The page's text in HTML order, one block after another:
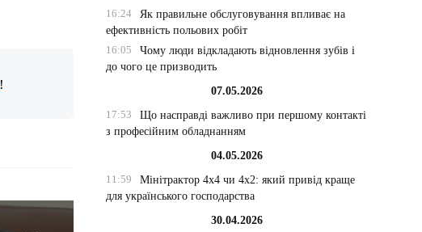
!
16:24
Як правильне обслуговування впливає на
ефективність польових робіт
16:05
Чому люди відкладають відновлення зубів і
до чого це призводить
07.05.2026
17:53
Що насправді важливо при першому контакті
з професійним обладнанням
04.05.2026
11:59
Мінітрактор 4х4 чи 4х2: який привід краще
для українського господарства
30.04.2026